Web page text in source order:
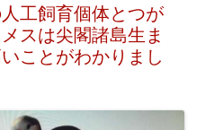
工飼育個体とつが
スは尖閣諸島生ま
ことがわかりまし